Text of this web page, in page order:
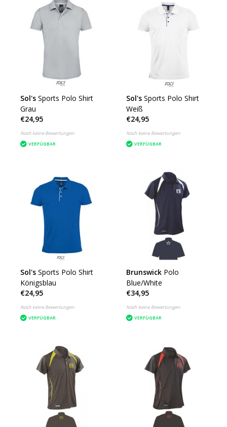
Sol's Sports Polo Shirt
Grau
€24,95
Noch keine Bewertungen
VERFÜGBAR
Sol's Sports Polo Shirt
Weiß
€24,95
Noch keine Bewertungen
VERFÜGBAR
Sol's Sports Polo Shirt
Königsblau
€24,95
Noch keine Bewertungen
VERFÜGBAR
Brunswick Polo
Blue/White
€34,95
Noch keine Bewertungen
VERFÜGBAR